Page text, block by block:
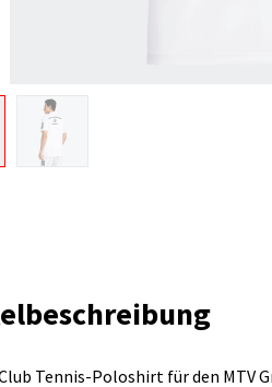
Tennis-Poloshirt für den MTV